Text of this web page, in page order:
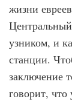
жизни
узником, и
станции.
заключение
говорит, что